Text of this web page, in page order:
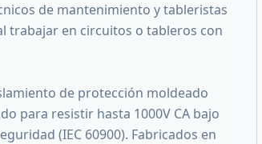
de mantenimiento y tableristas
trabajar en circuitos o tableros con
de protección moldeado
para resistir hasta 1000V CA bajo
(IEC 60900). Fabricados en